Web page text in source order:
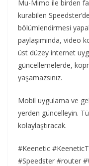
Mu-Mimo ile birden
kurabilen
bölümlendirmesi
paylaşımında, video
üst düzey internet
güncellemelerde,
yaşamazsınız.
Mobil uygulama ve
yerden güncelleyin.
kolaylaştıracak.
#Keenetic
#Speedster #router